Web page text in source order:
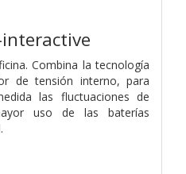
Combina la tecnología
de tensión interno, para
las fluctuaciones de
uso de las baterías